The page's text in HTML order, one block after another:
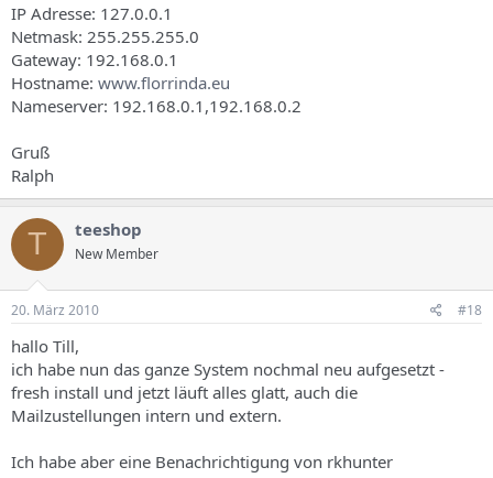
IP Adresse: 127.0.0.1
Netmask: 255.255.255.0
Gateway: 192.168.0.1
Hostname: www.florrinda.eu
Nameserver: 192.168.0.1,192.168.0.2
Gruß
Ralph
T teeshop
New Member
20. März 2010 #18
hallo Till,
ich habe nun das ganze System nochmal neu aufgesetzt -
fresh install und jetzt läuft alles glatt, auch die
Mailzustellungen intern und extern.
Ich habe aber eine Benachrichtigung von rkhunter